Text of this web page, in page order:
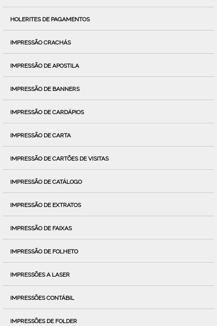
HOLERITES DE PAGAMENTOS
IMPRESSÃO CRACHÁS
IMPRESSÃO DE APOSTILA
IMPRESSÃO DE BANNERS
IMPRESSÃO DE CARDÁPIOS
IMPRESSÃO DE CARTA
IMPRESSÃO DE CARTÕES DE VISITAS
IMPRESSÃO DE CATÁLOGO
IMPRESSÃO DE EXTRATOS
IMPRESSÃO DE FAIXAS
IMPRESSÃO DE FOLHETO
IMPRESSÕES A LASER
IMPRESSÕES CONTÁBIL
IMPRESSÕES DE FOLDER